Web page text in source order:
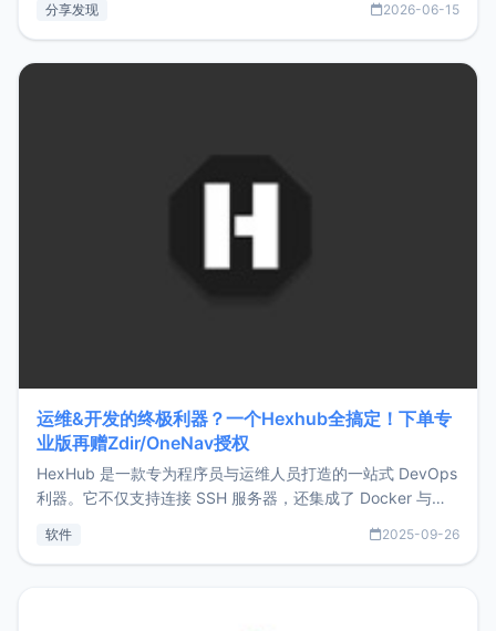
用，让管理更高效。ZMark官网地址：
分享发现 2026-06-15
运维&开发的终极利器？一个Hexhub全搞定！下单专
业版再赠Zdir/OneNav授权
HexHub 是一款专为程序员与运维人员打造的一站式 DevOps
利器。它不仅支持连接 SSH 服务器，还集成了 Docker 与常
件间频繁切换，仅凭 HexHub 即可同时搞定运维与数据库操
软件 2025-09-26